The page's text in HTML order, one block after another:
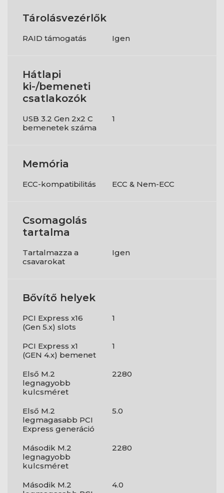
Tárolásvezérlők
RAID támogatás Igen
Hátlapi
ki-/bemeneti
csatlakozók
USB 3.2 Gen 2x2 C
bemenetek száma
1
Memória
ECC-kompatibilitás ECC & Nem-ECC
Csomagolás
tartalma
Tartalmazza a
csavarokat
Igen
Bővítő helyek
PCI Express x16
(Gen 5.x) slots
1
PCI Express x1
(GEN 4.x) bemenet
1
Első M.2
legnagyobb
kulcsméret
2280
Első M.2
legmagasabb PCI
Express generáció
5.0
Második M.2
legnagyobb
kulcsméret
2280
Második M.2
4.0